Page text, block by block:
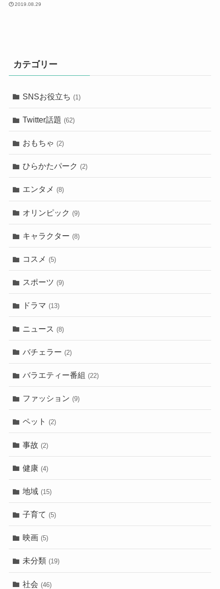
2019.08.29
カテゴリー
SNSお役立ち (1)
Twitter話題 (62)
おもちゃ (2)
ひらかたパーク (2)
エンタメ (8)
オリンピック (9)
キャラクター (8)
コスメ (5)
スポーツ (9)
ドラマ (13)
ニュース (8)
バチェラー (2)
バラエティー番組 (22)
ファッション (9)
ペット (2)
事故 (2)
健康 (4)
地域 (15)
子育て (5)
映画 (5)
未分類 (19)
社会 (46)